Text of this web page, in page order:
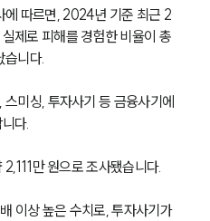
에 따르면, 2024년 기준 최근 2
제로 피해를 경험한 비율이 총
니다.
미싱, 투자사기 등 금융사기에
다.
만 원으로 조사됐습니다.
이상 높은 수치로, 투자사기가